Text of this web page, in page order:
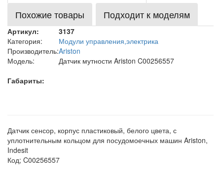
Похожие товары
Подходит к моделям
Артикул:
3137
Категория:
Модули управления,электрика
Производитель:Ariston
Модель:
Датчик мутности Ariston C00256557
Габариты:
Датчик сенсор, корпус пластиковый, белого цвета, с
уплотнительным кольцом для посудомоечных машин Ariston,
Indesit
Код; C00256557